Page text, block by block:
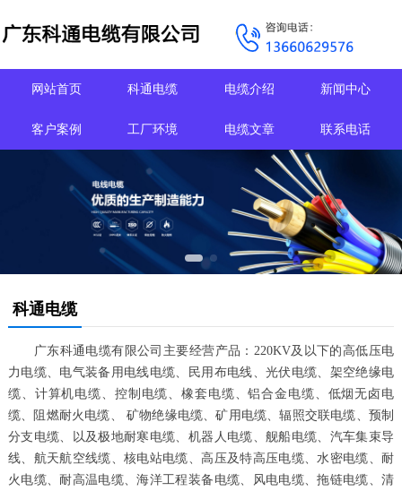
网站首页 科通电缆 电缆介绍 新闻中心
客户案例 工厂环境 电缆文章 联系电话
科通电缆
广东科通电缆有限公司主要经营产品：220KV及以下的高低压电
力电缆、电气装备用电线电缆、民用布电线、光伏电缆、架空绝缘电
缆、计算机电缆、控制电缆、橡套电缆、铝合金电缆、低烟无卤电
缆、阻燃耐火电缆、 矿物绝缘电缆、矿用电缆、辐照交联电缆、预制
分支电缆、以及极地耐寒电缆、机器人电缆、舰船电缆、汽车集束导
线、航天航空线缆、核电站电缆、高压及特高压电缆、水密电缆、耐
火电缆、耐高温电缆、海洋工程装备电缆、风电电缆、拖链电缆、清